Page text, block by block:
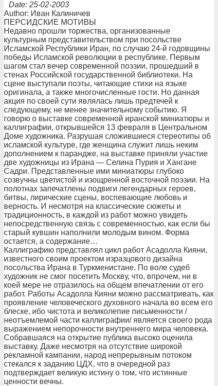
Date: 25-02-2003
Author: Иван Калиничев
ПЕРСИДСКИЕ МОТИВЫ
Недавно прошли торжества, организованные
культурным представительством при посольстве
Исламской Республики Иран, по случаю 24-й годовщины
победы Исламской революции в республике. Первым
шагом стал вечер современной поэзии, прошедший в
стенах Российской государственной библиотеки. На
сцене выступали поэты, читающие стихи на языке
оригинала, а также многочисленные гости. Но данная
акция по своей сути являлась лишь предтечей к
следующему, не менее значительному событию. Я
говорю о выставке современной иранской миниатюры и
каллиграфии, открывшейся 13 февраля в Центральном
Доме художника. Разрушая сложившиеся стереотипы об
исламской культуре, где женщина служит лишь неким
дополнением к парандже, на выставке приняли участие
две художницы из Ирана — Селина Пурия и Хангане
Садри. Представленные ими миниатюры глубоко
созвучны цветистой и изощренной восточной поэзии. На
полотнах запечатлены подвиги легендарных героев,
битвы, лирические сцены, воспевающие любовь и
верность. И несмотря на классические сюжеты и
традиционность, в каждой из работ можно увидеть
непосредственную связь с современностью, как если бы
старый кувшин наполнили молодым вином. Форма
остается, а содержание…
Каллиграфию представлял цикл работ Асадолла Кияни,
известного своим проектом изразцового дизайна
посольства Ирана в Туркменистане. По воле судеб
художник не смог посетить Москву, что, впрочем, ни в
коей мере не отразилось на общем впечатлении от его
работ. Работы Асадолла Кияни можно рассматривать, как
проявление человеческого духовного начала во всем его
блеске, ибо чистота и великолепие письменности /
неотъемлемой части каллиграфии/ является своего рода
выражением непорочности внутреннего мира человека.
Собравшаяся на открытие публика высоко оценила
выставку. Даже несмотря на отсутствие широкой
рекламной кампании, народ непрерывным потоком
стекался к заданию ЦДХ, что в очередной раз
подтверждает великую истину о том, что истинные
ценности вечны.